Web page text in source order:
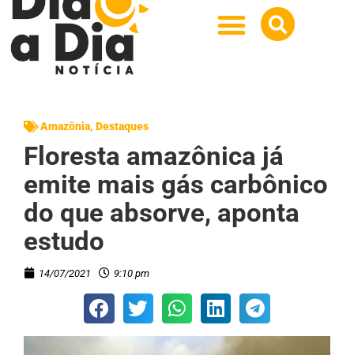
Amazônia, Destaques
Floresta amazônica já
emite mais gás carbônico
do que absorve, aponta
estudo
14/07/2021 9:10 pm